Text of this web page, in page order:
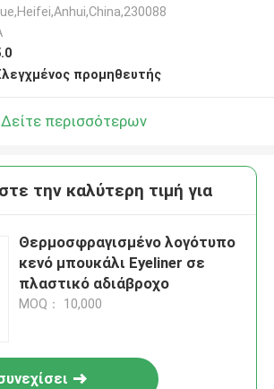
προμηθευτής
Δείτε περισσότερων
την καλύτερη τιμή για
Θερμοσφραγισμένο λογότυπο
κενό μπουκάλι Eyeliner σε
πλαστικό αδιάβροχο
MOQ： 10,000